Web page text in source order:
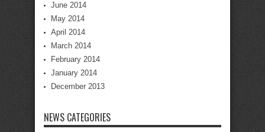
June 2014
May 2014
April 2014
March 2014
February 2014
January 2014
December 2013
NEWS CATEGORIES